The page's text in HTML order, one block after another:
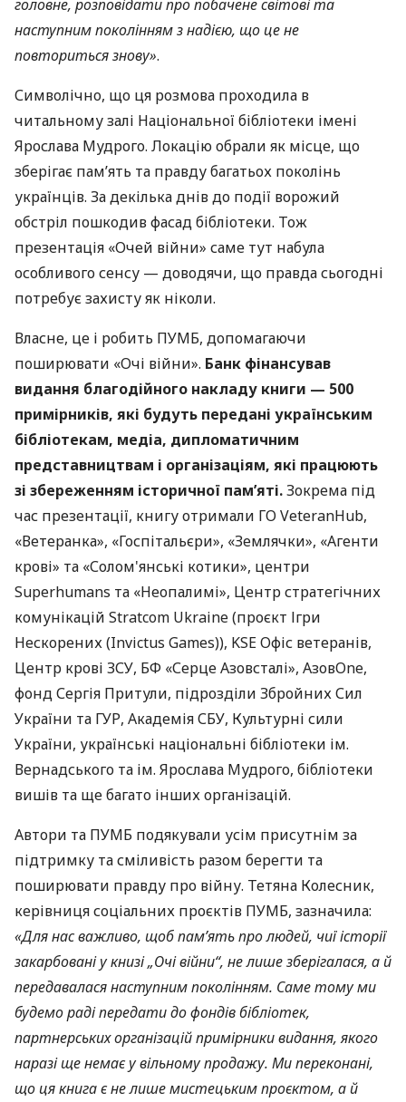
головне, розповідати про побачене світові та
наступним поколінням з надією, що це не
повториться знову».
Символічно, що ця розмова проходила в
читальному залі Національної бібліотеки імені
Ярослава Мудрого. Локацію обрали як місце, що
зберігає пам’ять та правду багатьох поколінь
українців. За декілька днів до події ворожий
обстріл пошкодив фасад бібліотеки. Тож
презентація «Очей війни» саме тут набула
особливого сенсу — доводячи, що правда сьогодні
потребує захисту як ніколи.
Власне, це і робить ПУМБ, допомагаючи
поширювати «Очі війни». Банк фінансував
видання благодійного накладу книги — 500
примірників, які будуть передані українським
бібліотекам, медіа, дипломатичним
представництвам і організаціям, які працюють
зі збереженням історичної пам’яті.Зокрема під
час презентації, книгу отримали ГО VeteranHub,
«Ветеранка», «Госпітальєри», «Землячки», «Агенти
крові» та «Солом'янські котики», центри
Superhumans та «Неопалимі», Центр стратегічних
комунікацій Stratcom Ukraine (проєкт Ігри
Нескорених (Invictus Games)), KSE Офіс ветеранів,
Центр крові ЗСУ, БФ «Серце Азовсталі», AзовOne,
фонд Сергія Притули, підрозділи Збройних Сил
України та ГУР, Академія СБУ, Культурні сили
України, українські національні бібліотеки ім.
Вернадського та ім. Ярослава Мудрого, бібліотеки
вишів та ще багато інших організацій.
Автори та ПУМБ подякували усім присутнім за
підтримку та сміливість разом берегти та
поширювати правду про війну. Тетяна Колесник,
керівниця соціальних проєктів ПУМБ, зазначила:
«Для нас важливо, щоб пам’ять про людей, чиї історії
закарбовані у книзі „Очі війни“, не лише зберігалася, а й
передавалася наступним поколінням. Саме тому ми
будемо раді передати до фондів бібліотек,
партнерських організацій примірники видання, якого
наразі ще немає у вільному продажу. Ми переконані,
що ця книга є не лише мистецьким проєктом, а й